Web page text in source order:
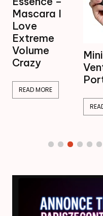
Mini
Ventilateur
Portable